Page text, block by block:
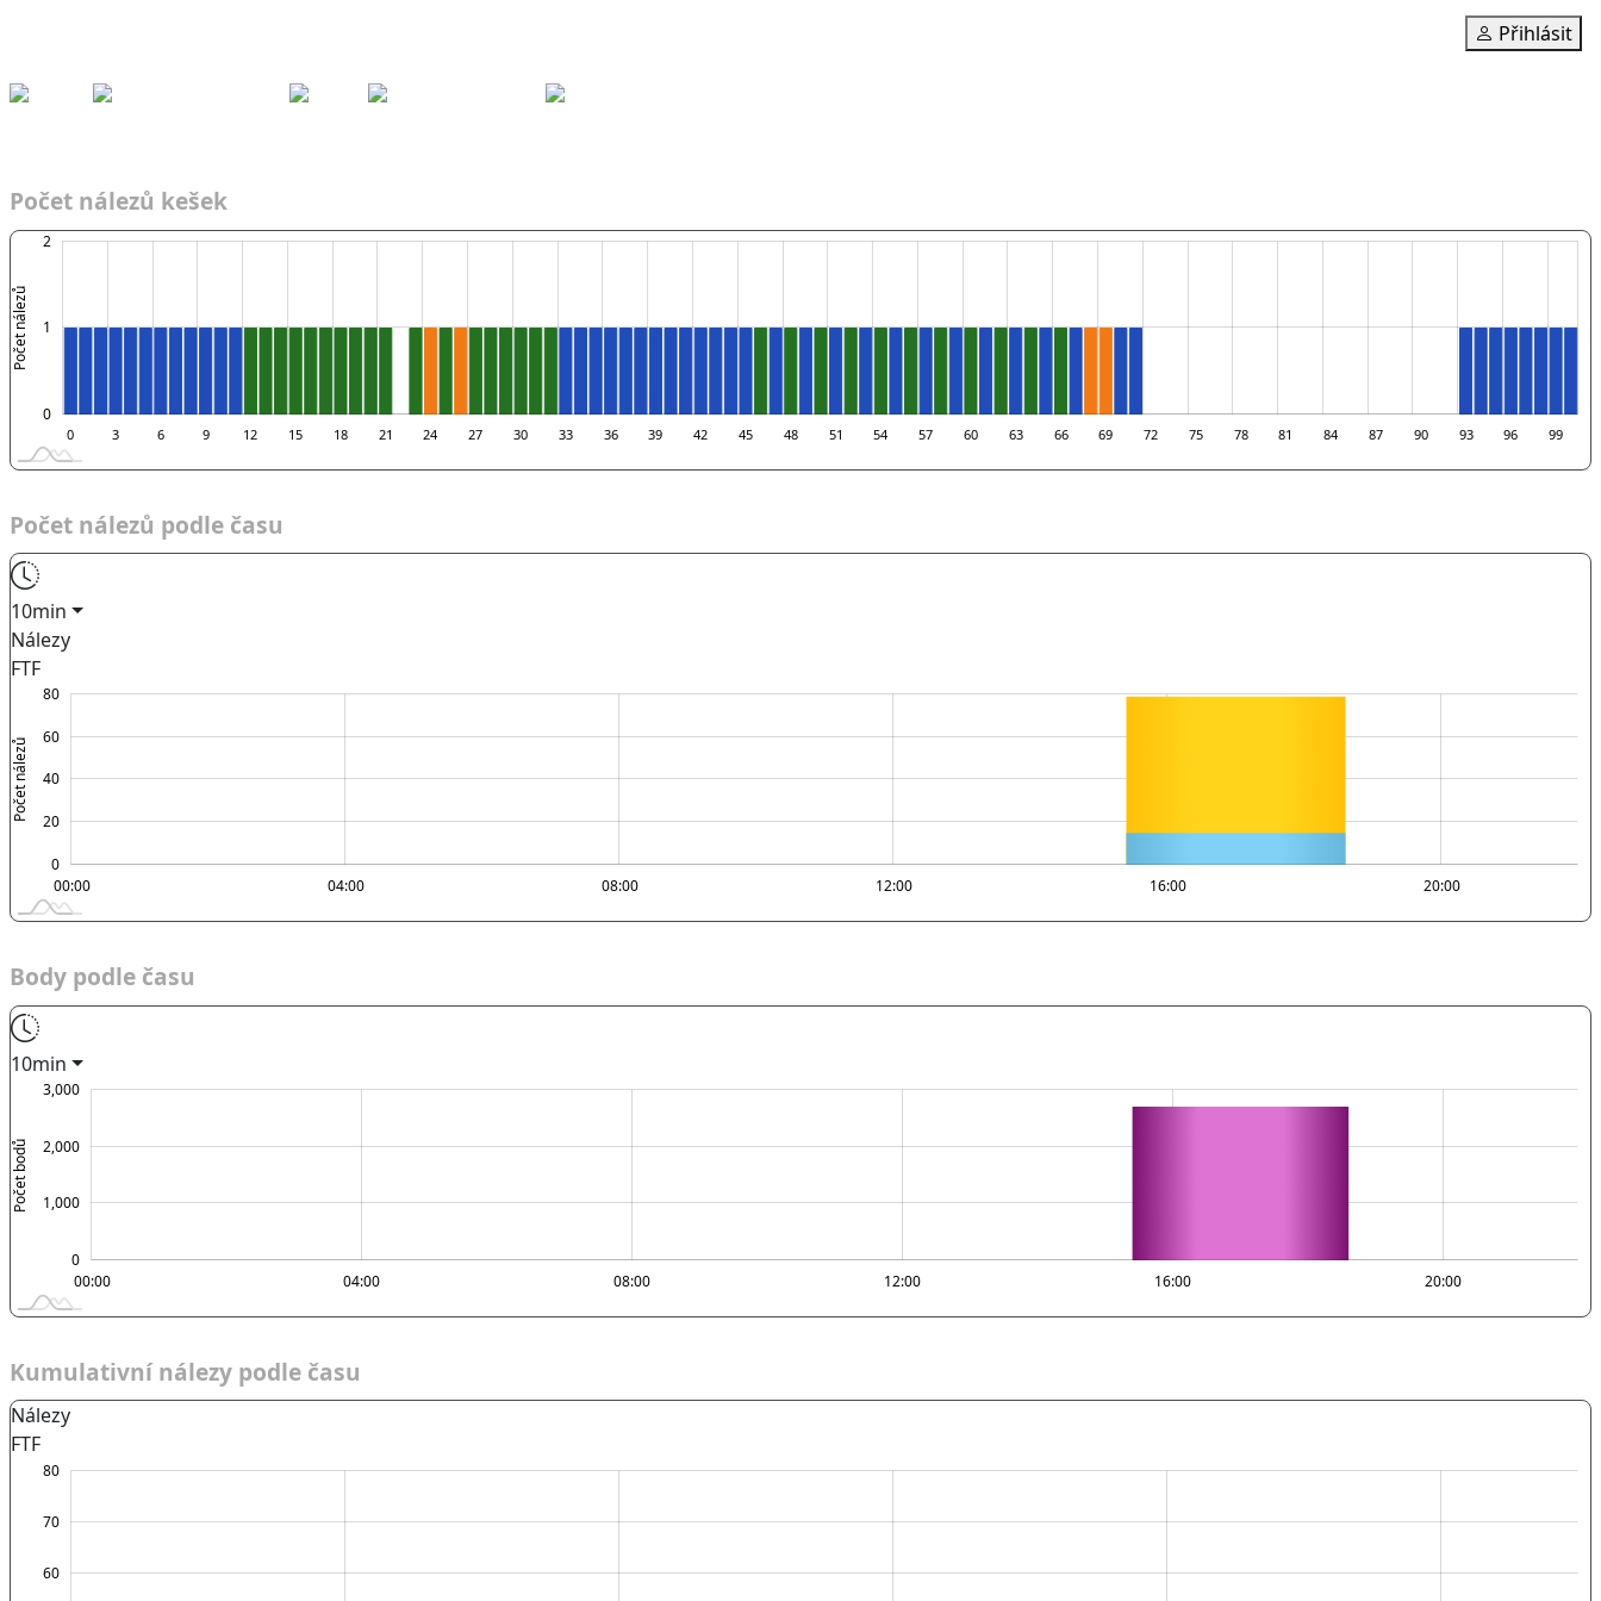
Přihlásit
Počet nálezů kešek
Počet nálezů 0
-2-1
0
1
2
3
0 3 6 9 12 15 18 21 24 27 30 33 36 39 42 45 48 51 54 57 60 63 66 69 72 75 78 81 84 87 90 93 96 99
Počet nálezů podle času
10min
Nálezy
FTF
Počet nálezů 20
0
20
40
60
80
L
00:00 04:00 08:00 12:00 16:00 20:00
00:00
Body podle času
10min
Počet bodů
0
1,000
2,000
3,000
L
00:00 04:00 08:00 12:00 16:00 20:00
00:00
Kumulativní nálezy podle času
Nálezy
FTF
60
70
80